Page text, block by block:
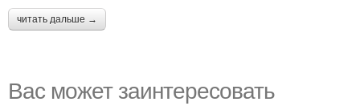
читать дальше →
Вас может заинтересовать